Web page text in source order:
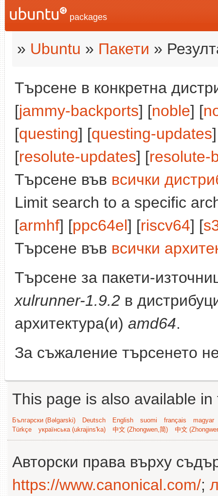
packages
» Ubuntu » Пакети »
Търсене в конкретна
[jammy-backports] [noble] [
[questing] [questing-updates
[resolute-updates] [resolute-
Търсене във всички
Limit search to a specific
[armhf] [ppc64el] [riscv64] [
Търсене във всички
Търсене за пакети-
xulrunner-1.9.2 в
архитектура(и) amd64.
За съжаление търсенето
This page is also available
Български (Bəlgarski) Deutsch English suomi français
magyar
Türkçe
українська (ukrajins'ka) 中文 (Zhongwen,简) 中文
Авторски права върху
https://www.canonical.com/;